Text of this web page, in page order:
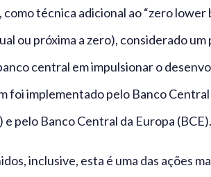
como técnica adicional ao “zero
ou próxima a zero), considerado
central em impulsionar o
foi implementado pelo Banco
pelo Banco Central da Europa (BCE).
inclusive, esta é uma das ações